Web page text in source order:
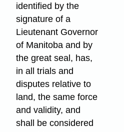
identified by the
signature of a
Lieutenant Governor
of Manitoba and by
the great seal, has,
in all trials and
disputes relative to
land, the same force
and validity, and
shall be considered